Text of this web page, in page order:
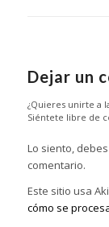
Dejar un
¿Quieres unirte a
Siéntete libre de
Lo siento,
comentario.
Este sitio usa
cómo se